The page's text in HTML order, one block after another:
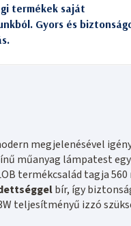
termékek saját
Gyors és
megjelenésével
műanyag lámpatest
termékcsalád tagja
bír, így
teljesítményű izzó